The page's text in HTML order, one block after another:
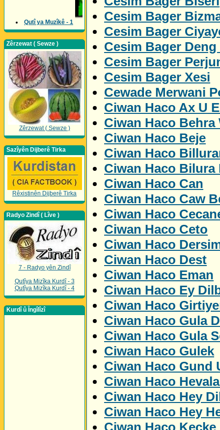
Qutî ya Muzîkê - 1
Zêrzewat ( Sewze )
Zêrzewat ( Sewze )
Sazîyên Dijberê Tirka
Rêxistinên Dijberê Tirka
Radyo Zindî ( Lîve )
7 - Radyo yên Zindî
Qutîya Mizîka Kurdî - 3
Qutîya Mizîka Kurdî - 4
Kurdî û Îngîlîzî
Cesim Bager
Cesim Bager
Cesim Bager
Cesim Bager
Cesim Bager Xesi
Cewade Merwani
Ciwan Haco Ax U
Ciwan Haco Behra
Ciwan Haco Beje
Ciwan Haco
Ciwan Haco Bilura
Ciwan Haco Can
Ciwan Haco Caw
Ciwan Haco
Ciwan Haco Ceto
Ciwan Haco
Ciwan Haco Dest
Ciwan Haco Eman
Ciwan Haco Ey
Ciwan Haco
Ciwan Haco Gula
Ciwan Haco Gula
Ciwan Haco Gulek
Ciwan Haco Gund
Ciwan Haco
Ciwan Haco Hey
Ciwan Haco Hey
Ciwan Haco Kecke